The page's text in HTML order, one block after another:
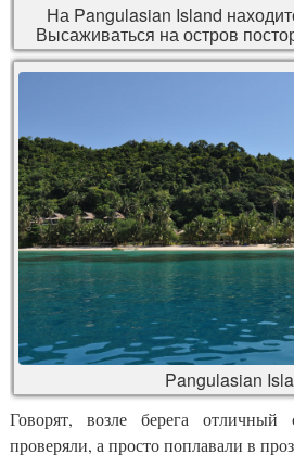
На Pangulasian Island
Высаживаться на остров
Pangulasian
Говорят, возле берега
проверяли, а просто поплавали в